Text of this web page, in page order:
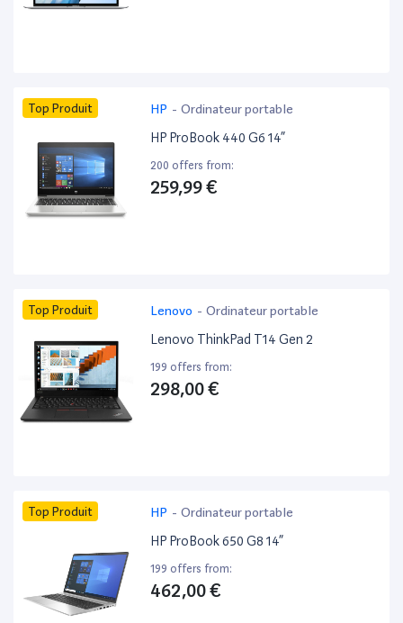
Top Produit HP - Ordinateur portable
HP ProBook 440 G6 14”
200 offers from:
259,99 €
Top Produit Lenovo - Ordinateur portable
Lenovo ThinkPad T14 Gen 2
199 offers from:
298,00 €
Top Produit HP - Ordinateur portable
HP ProBook 650 G8 14”
199 offers from:
462,00 €